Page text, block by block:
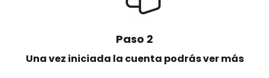
Paso 2
Una vez iniciada la cuenta podrás ver más